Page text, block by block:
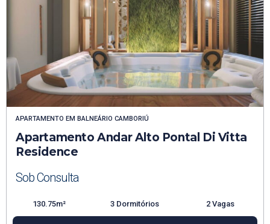
APARTAMENTO EM BALNEÁRIO CAMBORIÚ
Apartamento Andar Alto Pontal Di Vitta
Residence
Sob Consulta
130.75m² 3 Dormitórios 2 Vagas